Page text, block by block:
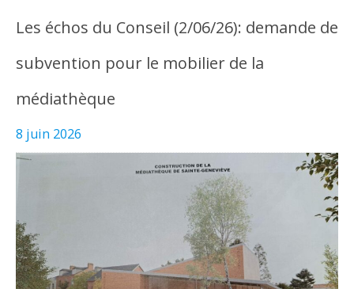
Les échos du Conseil (2/06/26): demande de
subvention pour le mobilier de la
médiathèque
8 juin 2026